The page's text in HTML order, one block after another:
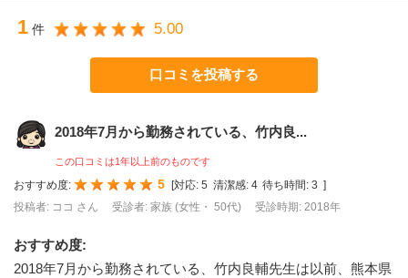
1 件 5.00
口コミを投稿する
2018年7月から勤務されている、竹内良...
この口コミは1年以上前のものです
おすすめ度: 5 [対応: 5 清潔感: 4 待ち時間: 3 ]
投稿者: ココ さん
受診者: 家族 (女性・ 50代) 受診時期: 2018年
おすすめ度:
2018年7月から勤務されている、竹内良輔先生は以前、熊本県